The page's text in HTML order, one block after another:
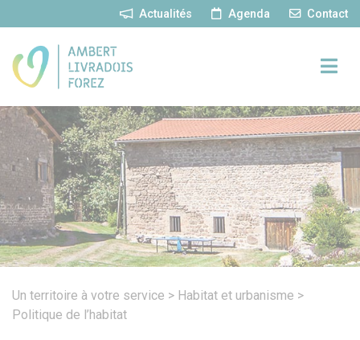
Actualités Agenda Contact
Un territoire à votre service > Habitat et urbanisme >
Politique de l’habitat
Panneau de gestion des cookies